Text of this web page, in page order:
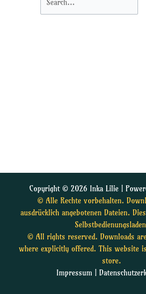
Copyright © 2026 Inka Lilie |
© Alle Rechte vorbehalten.
ausdrücklich angebotenen Dateien.
© All rights reserved. Downloads
where explicitly offered. This website
store.
Impressum|